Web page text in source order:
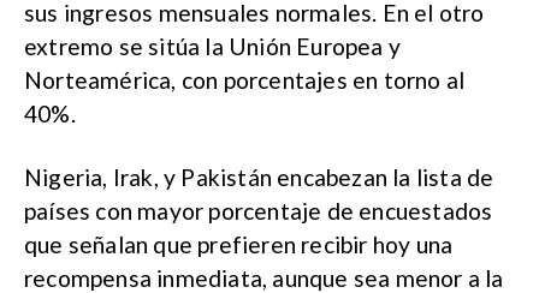
sus ingresos mensuales normales. En el otro
extremo se sitúa la Unión Europea y
Norteamérica, con porcentajes en torno al
40%.
Nigeria, Irak, y Pakistán encabezan la lista de
países con mayor porcentaje de encuestados
que señalan que prefieren recibir hoy una
recompensa inmediata, aunque sea menor a la